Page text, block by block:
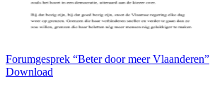
Forumgesprek “Beter door meer Vlaanderen”
Download